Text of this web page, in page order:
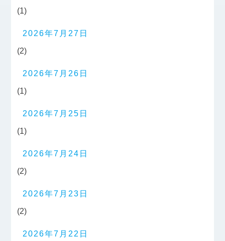
(1)
2026年7月27日
(2)
2026年7月26日
(1)
2026年7月25日
(1)
2026年7月24日
(2)
2026年7月23日
(2)
2026年7月22日